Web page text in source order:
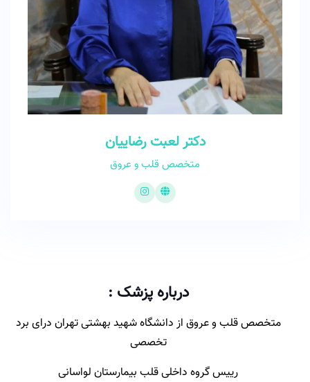
دکتر لعبت رضاییان
متخصص قلب و عروق
درباره پزشک :
متخصص قلب و عروق از دانشگاه شهید بهشتی تهران درای برد
تخصصی
رییس گروه داخلی قلب بیمارستان لواسانی